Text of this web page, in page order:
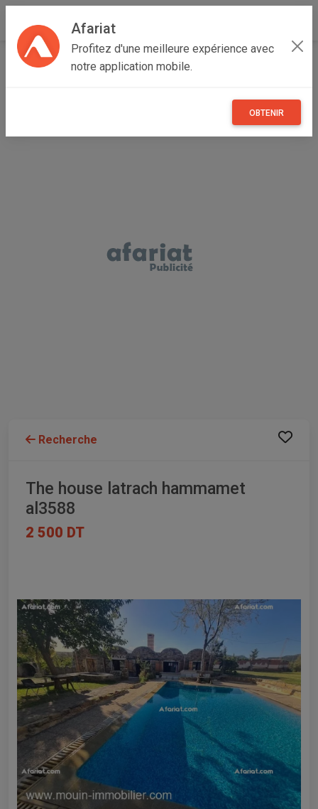
Afariat
Profitez d'une meilleure expérience avec
notre application mobile.
OBTENIR
Accueil Immobilier Cap bon - Sahel
Recherche
The house latrach hammamet
al3588
2 500 DT